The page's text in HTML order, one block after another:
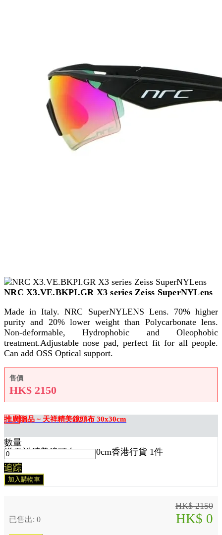
NRC X3.VE.BKPI.GR X3 series Zeiss SuperNYLens
Made in Italy. NRC SuperNYLENS Lens. 70% higher
purity and 20% lower weight than Polycarbonate lens.
Non-deformable, Hydrophobic and Oleophobic
treatment.Adjustable nose pad, perfect fit for all people.
Can add OSS Optical support.
售價
HK$ 2150
推廣贈品 ~ 天祥精美鏡頭布 30x30cm
送天祥精美鏡頭布 30x30cm香港行貨 1件
數量
追踪
加入購物車
HK$ 2150
已售出: 0 HK$ 0